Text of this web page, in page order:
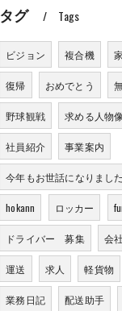
タグ Tags
ビジョン 複合機
復帰 おめでとう
野球観戦 求める人物像
社員紹介 事業案内
今年もお世話になりました
hokann ロッカー
ドライバー 募集 会
運送 求人 軽貨物
業務日記 配送助手